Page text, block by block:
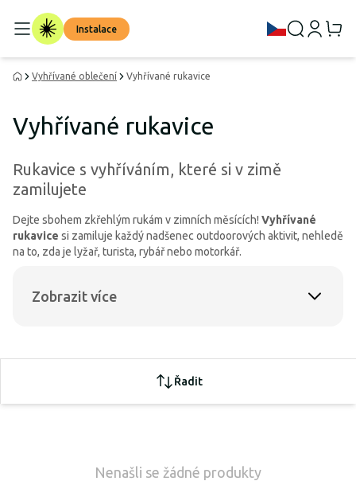
Instalace
Vyhřívané oblečení Vyhřívané rukavice
Vyhřívané rukavice
Rukavice s vyhříváním, které si v zimě
zamilujete
Dejte sbohem zkřehlým rukám v zimních měsících! Vyhřívané
rukavice si zamiluje každý nadšenec outdoorových aktivit, nehledě
na to, zda je lyžař, turista, rybář nebo motorkář.
Zobrazit více
Řadit
Nenašli se žádné produkty